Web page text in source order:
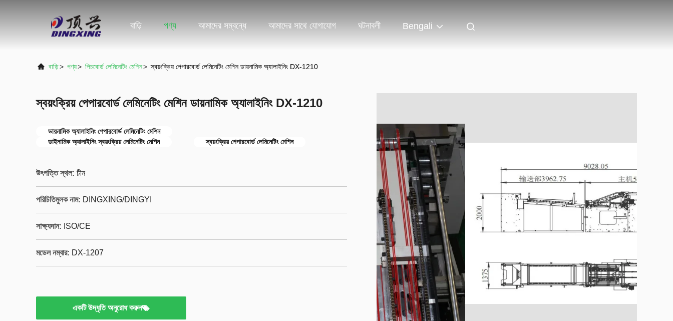
বাড়ি পণ্য আমাদের সম্বন্ধে আমাদের সাথে যোগাযোগ ঘটনাবলী Bengali
বাড়ি> পণ্য> পিচবোর্ড লেমিনেটিং মেশিন> স্বয়ংক্রিয় পেপারবোর্ড লেমিনেটিং মেশিন ডায়নামিক অ্যালাইনিং DX-1210
স্বয়ংক্রিয় পেপারবোর্ড লেমিনেটিং মেশিন ডায়নামিক অ্যালাইনিং DX-1210
ডায়নামিক অ্যালাইনিং পেপারবোর্ড লেমিনেটিং মেশিন
ডাইনামিক অ্যালাইনিং স্বয়ংক্রিয় লেমিনেটিং মেশিন
স্বয়ংক্রিয় পেপারবোর্ড লেমিনেটিং মেশিন
উৎপত্তি স্থল: চীন
পরিচিতিমুলক নাম: DINGXING/DINGYI
সাক্ষ্যদান: ISO/CE
মডেল নম্বার: DX-1207
একটি উদ্ধৃতি অনুরোধ করুন